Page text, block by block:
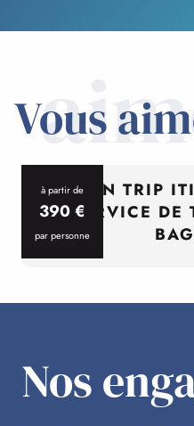
Vous
à partir de
390€
par personne
CYCL’N TRIP
SERVICE DE
Nos